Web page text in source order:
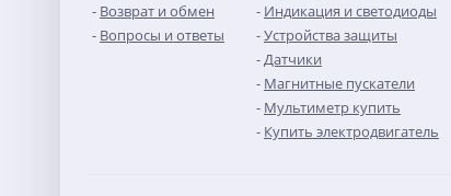
Возврат и обмен
Вопросы и ответы
Индикация и светодиоды
Устройства защиты
Датчики
Магнитные пускатели
Мультиметр купить
Купить электродвигатель